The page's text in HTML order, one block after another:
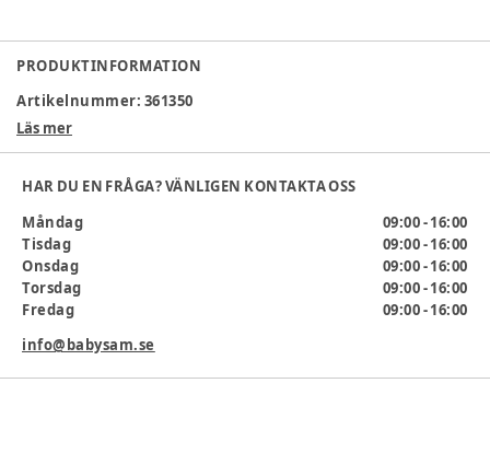
PRODUKTINFORMATION
Artikelnummer: 361350
Läs mer
HAR DU EN FRÅGA? VÄNLIGEN KONTAKTA OSS
Måndag
09:00 - 16:00
Tisdag
09:00 - 16:00
Onsdag
09:00 - 16:00
Torsdag
09:00 - 16:00
Fredag
09:00 - 16:00
info@babysam.se